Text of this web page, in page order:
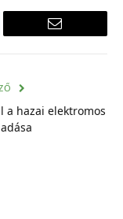
E-
a hazai elektromos